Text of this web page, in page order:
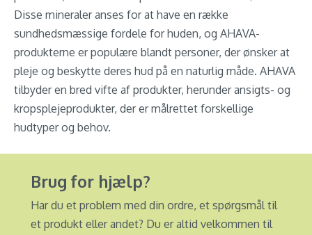
Disse mineraler anses for at have en række
sundhedsmæssige fordele for huden, og AHAVA-
produkterne er populære blandt personer, der ønsker at
pleje og beskytte deres hud på en naturlig måde. AHAVA
tilbyder en bred vifte af produkter, herunder ansigts- og
kropsplejeprodukter, der er målrettet forskellige
hudtyper og behov.
Brug for hjælp?
Har du et problem med din ordre, et spørgsmål til
et produkt eller andet? Du er altid velkommen til